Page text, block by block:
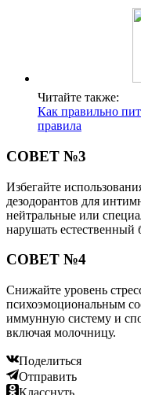
Читайте также:
Как правильно
правила
СОВЕТ №3
Избегайте
дезодорантов для
нейтральные или
нарушать естественный
СОВЕТ №4
Снижайте уровень
психоэмоциональным
иммунную систему и
включая молочницу.
Поделиться
Отправить